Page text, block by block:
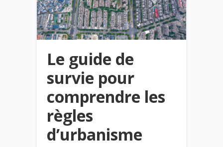
Le guide de
survie pour
comprendre les
règles
d’urbanisme